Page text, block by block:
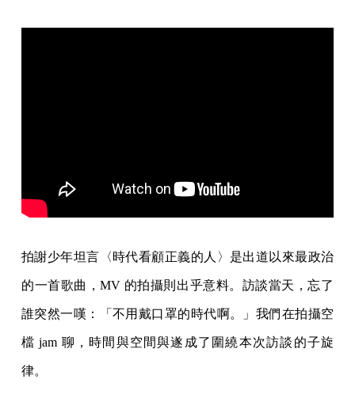
拍謝少年坦言〈時代看顧正義的人〉是出道以來最政治
的一首歌曲，MV 的拍攝則出乎意料。訪談當天，忘了
誰突然一嘆：「不用戴口罩的時代啊。」我們在拍攝空
檔 jam 聊，時間與空間與遂成了圍繞本次訪談的子旋
律。